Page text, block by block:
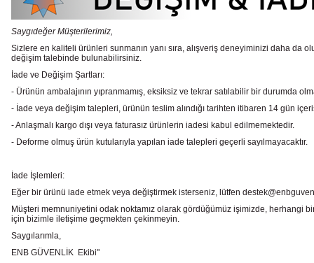
Saygıdeğer Müşterilerimiz,
Sizlere en kaliteli ürünleri sunmanın yanı sıra, alışveriş deneyiminizi daha
değişim talebinde bulunabilirsiniz.
İade ve Değişim Şartları:
- Ürünün ambalajının yıpranmamış, eksiksiz ve tekrar satılabilir bir durumda
- İade veya değişim talepleri, ürünün teslim alındığı tarihten itibaren 14 gün
- Anlaşmalı kargo dışı veya faturasız ürünlerin iadesi kabul edilmemektedir.
- Deforme olmuş ürün kutularıyla yapılan iade talepleri geçerli sayılmayacaktır.
İade İşlemleri:
Eğer bir ürünü iade etmek veya değiştirmek isterseniz, lütfen
Müşteri memnuniyetini odak noktamız olarak gördüğümüz işimizde, herhangi
için bizimle iletişime geçmekten çekinmeyin.
Saygılarımla,
ENB GÜVENLİK Ekibi"